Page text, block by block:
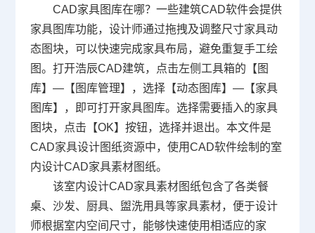
CAD家具图库在哪？一些建筑CAD软件会提供
家具图库功能，设计师通过拖拽及调整尺寸家具动
态图块，可以快速完成家具布局，避免重复手工绘
图。打开浩辰CAD建筑，点击左侧工具箱的【图
库】—【图库管理】，选择【动态图库】—【家具
图库】，即可打开家具图库。选择需要插入的家具
图块，点击【OK】按钮，选择并退出。本文件是
CAD家具设计图纸资源中，使用CAD软件绘制的室
内设计CAD家具素材图纸。
该室内设计CAD家具素材图纸包含了各类餐
桌、沙发、厨具、盥洗用具等家具素材，便于设计
师根据室内空间尺寸，能够快速使用相适应的家